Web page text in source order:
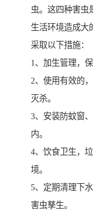
虫。这四种害虫
生活环境造成大
采取以下措施：
1、加生管理，
2、使用有效的
灭杀。
3、安装防蚊窗
内。
4、饮食卫生，
境。
5、定期清理下
害虫孳生。